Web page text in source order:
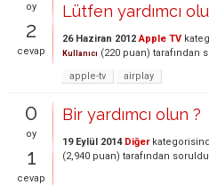
oy
2
cevap
Lütfen yardımcı
26 Haziran 2012 Apple TV
Kullanıcı (220 puan) tarafından
apple-tv
airplay
0
oy
1
cevap
Bir yardımcı olun ?
19 Eylül 2014 Diğer
(2,940 puan) tarafından soruldu